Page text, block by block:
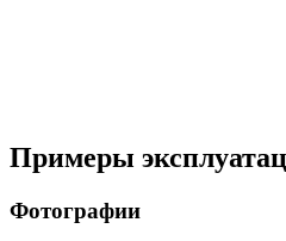
Примеры
Фотографии